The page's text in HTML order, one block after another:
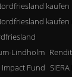
kaufen
Lindholm
Impact Fund